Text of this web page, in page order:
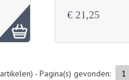
€ 21,25
artikelen) - Pagina(s) gevonden: 1